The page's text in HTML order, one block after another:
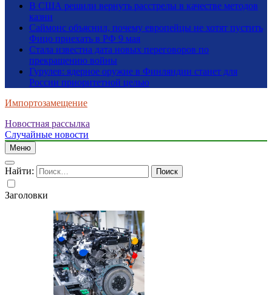
В США решили вернуть расстрелы в качестве методов
казни
Саймонс объяснил, почему европейцы не хотят пустить
Фицо приехать в РФ 9 мая
Стала известна дата новых переговоров по
прекращению войны
Гурулев: ядерное оружие в Финляндии станет для
России приоритетной целью
Импортозамещение
Новостная рассылка
Случайные новости
Меню
Найти:
Заголовки